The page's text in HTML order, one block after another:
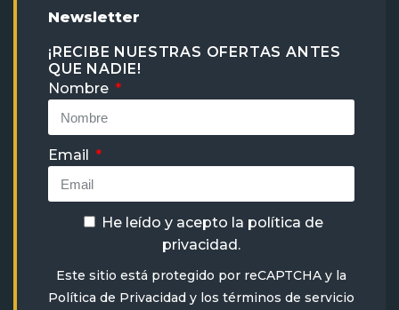
Newsletter
¡RECIBE NUESTRAS OFERTAS ANTES
QUE NADIE!
Nombre
Email
He leído y acepto la política de
privacidad.
Este sitio está protegido por reCAPTCHA y la
Política de Privacidad y los términos de servicio